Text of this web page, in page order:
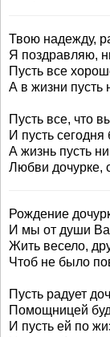
Твою надежду,
Я поздравляю,
Пусть все
А в жизни пусть
Пусть все, что
И пусть
А жизнь пусть
Любви дочурке,
Рождение
И мы от души
Жить весело,
Чтоб не было
Пусть радует
Помощницей
И пусть ей по